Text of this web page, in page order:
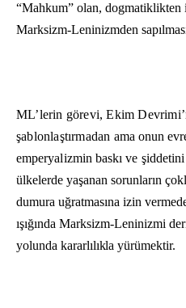
“Mahkum” olan, dogmatiklikten
Marksizm-Leninizmden
ML’lerin görevi, Ekim
şablonlaştırmadan ama onun
emperyalizmin baskı ve şid­detini
ülkelerde yaşanan sorunların
dumura uğratmasına izin
ışığında Marksizm-Leninizmi
yolunda ka­rarlılıkla yürümektir.